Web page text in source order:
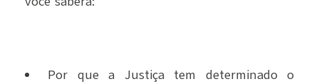
Por que a Justiça tem determinado o